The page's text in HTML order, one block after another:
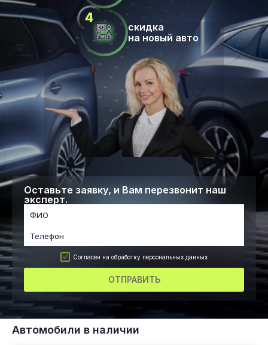
Оставьте заявку, и Вам перезвонит наш
эксперт.
Согласен на обработку персональных данных
ОТПРАВИТЬ
скидка
на новый авто
Автомобили в наличии